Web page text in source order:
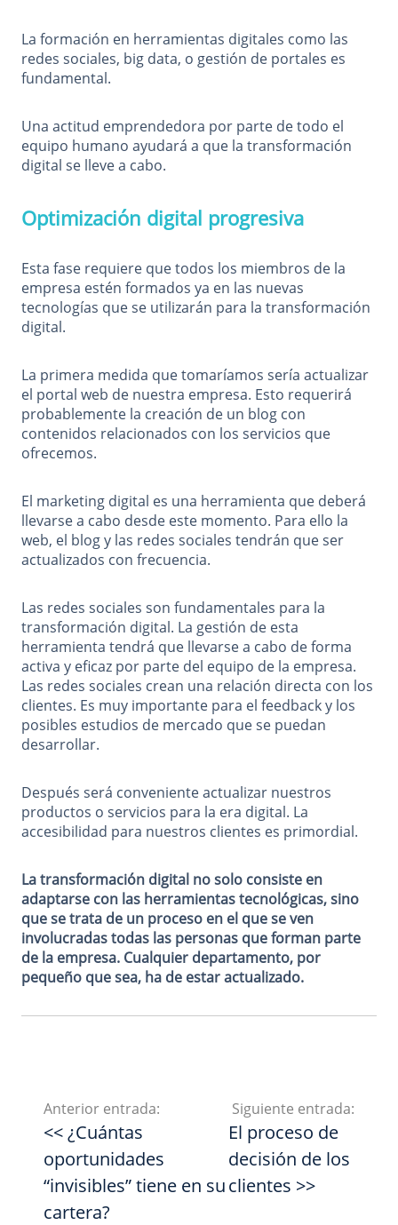
La formación en herramientas digitales como las
redes sociales, big data, o gestión de portales es
fundamental.
Una actitud emprendedora por parte de todo el
equipo humano ayudará a que la transformación
digital se lleve a cabo.
Optimización digital progresiva
Esta fase requiere que todos los miembros de la
empresa estén formados ya en las nuevas
tecnologías que se utilizarán para la transformación
digital.
La primera medida que tomaríamos sería actualizar
el portal web de nuestra empresa. Esto requerirá
probablemente la creación de un blog con
contenidos relacionados con los servicios que
ofrecemos.
El marketing digital es una herramienta que deberá
llevarse a cabo desde este momento. Para ello la
web, el blog y las redes sociales tendrán que ser
actualizados con frecuencia.
Las redes sociales son fundamentales para la
transformación digital. La gestión de esta
herramienta tendrá que llevarse a cabo de forma
activa y eficaz por parte del equipo de la empresa.
Las redes sociales crean una relación directa con los
clientes. Es muy importante para el feedback y los
posibles estudios de mercado que se puedan
desarrollar.
Después será conveniente actualizar nuestros
productos o servicios para la era digital. La
accesibilidad para nuestros clientes es primordial.
La transformación digital no solo consiste en
adaptarse con las herramientas tecnológicas, sino
que se trata de un proceso en el que se ven
involucradas todas las personas que forman parte
de la empresa. Cualquier departamento, por
pequeño que sea, ha de estar actualizado.
Anterior entrada:
<< ¿Cuántas
oportunidades
“invisibles” tiene en su
cartera?
Siguiente entrada:
El proceso de
decisión de los
clientes >>